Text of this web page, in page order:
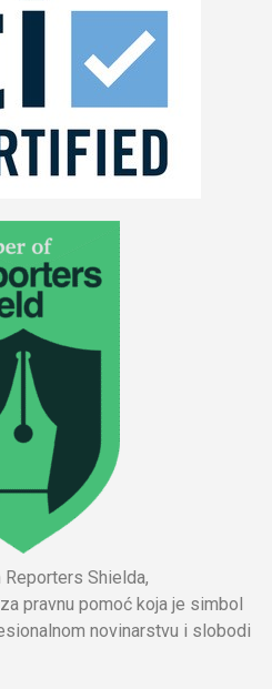
Shielda,
pravnu pomoć koja je simbol
novinarstvu i slobodi